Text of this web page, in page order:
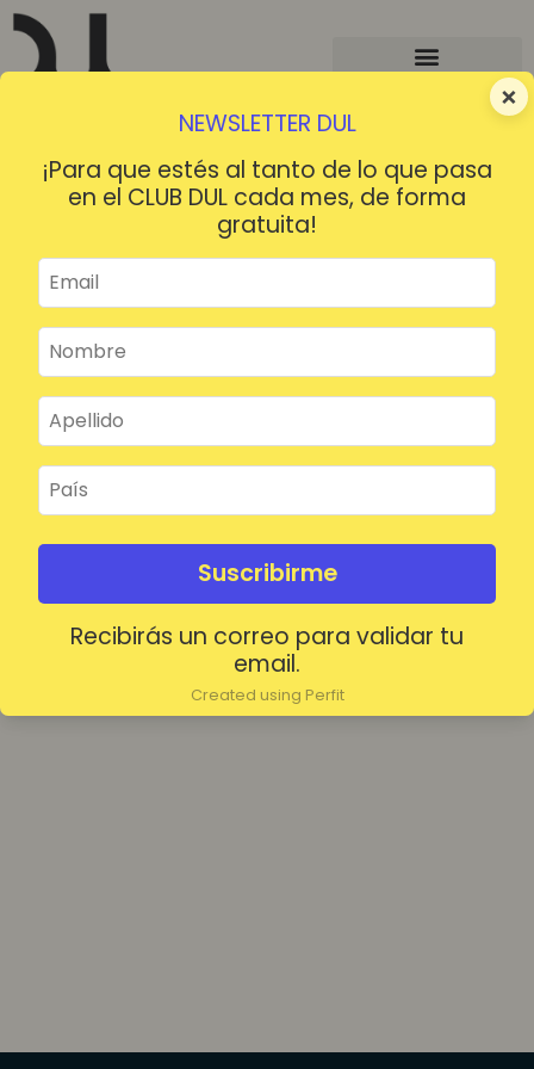
×
NEWSLETTER DUL
¡Para que estés al tanto de lo que pasa
en el CLUB DUL cada mes, de forma
gratuita!
Suscribirme
Recibirás un correo para validar tu
email.
Created using Perfit
¡HOLA!
Mantenerme conectado
Acceder